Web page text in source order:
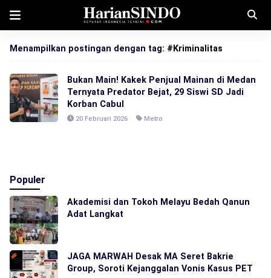
Menampilkan postingan dengan tag: #Kriminalitas
Bukan Main! Kakek Penjual Mainan di Medan
Ternyata Predator Bejat, 29 Siswi SD Jadi
Korban Cabul
20 Februari 2026 Metro
Populer
Akademisi dan Tokoh Melayu Bedah Qanun
Adat Langkat
JAGA MARWAH Desak MA Seret Bakrie
Group, Soroti Kejanggalan Vonis Kasus PET